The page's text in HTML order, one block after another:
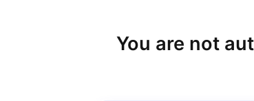
You are not